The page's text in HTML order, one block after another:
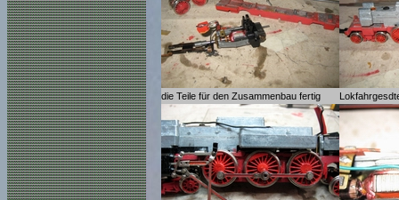
die Teile für den Zusammenbau fertig